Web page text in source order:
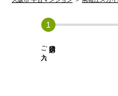
必須項目の
ご入力